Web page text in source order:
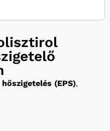
(EPS),